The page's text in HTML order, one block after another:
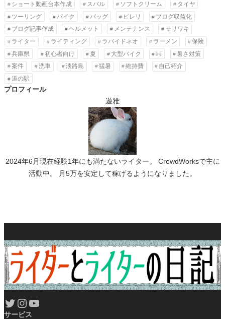
ショート動画台本作成
スバル ソフトクリーム
タイヤ
ツーリング
バイク バッグ ピレリ
ブログ収益化
ブログ記事作成
ヘルメット メンテナンス
モリワキ
ライター
ライティング ラパイドネオ ラーメン
保険
兵庫県
初心者向け 夏 大型バイク 峠
暑さ対策
案件
洗車 淡路島 猛暑 維持費
自己紹介
道の駅
プロフィール
遊雅
2024年6月現在経験1年にも満たないライター。 CrowdWorksで主に
活動中。 月5万を安定して稼げるようになりました。
Twitter Instagram YouTube
サービス